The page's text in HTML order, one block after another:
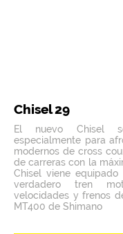
Chisel 29
El nuevo Chisel
especialmente para
modernos de cross
de carreras con la
Chisel viene
verdadero tren
velocidades y frenos
MT400 de Shimano